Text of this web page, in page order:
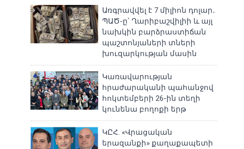
Առգրավվել է 7 միլիոն դոլար․
ՊԱԾ-ը՝ Ղարիբաշվիլիի և այլ
նախկին բարձրաստիճան
պաշտոնյաների տների
խուզարկության մասին
Կառավարության
հրաժարականի պահանջով
հոկտեմբերի 26-ին տեղի
կունենա բողոքի երթ
ԿԸՀ. «Վրացական
երազանքի» քաղաքապետի